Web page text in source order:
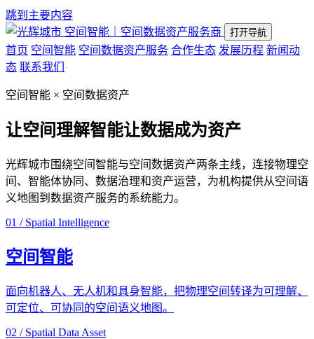
跳到主要内容
空间智能｜空间数据资产服务商
打开导航
首页 空间智能 空间数据资产服务 合作生态 发展历程 新闻动
态 联系我们
空间智能 × 空间数据资产
让空间理解智能让数据成为资产
光辉城市围绕空间智能与空间数据资产两条主线，连接物理空
间、智能体协同、数据治理和资产运营，为机构提供从空间语
义地图到数据资产服务的系统能力。
01 / Spatial Intelligence
空间智能
面向机器人、无人机和具身智能，把物理空间转译为可理解、
可定位、可协同的空间语义地图。
02 / Spatial Data Asset